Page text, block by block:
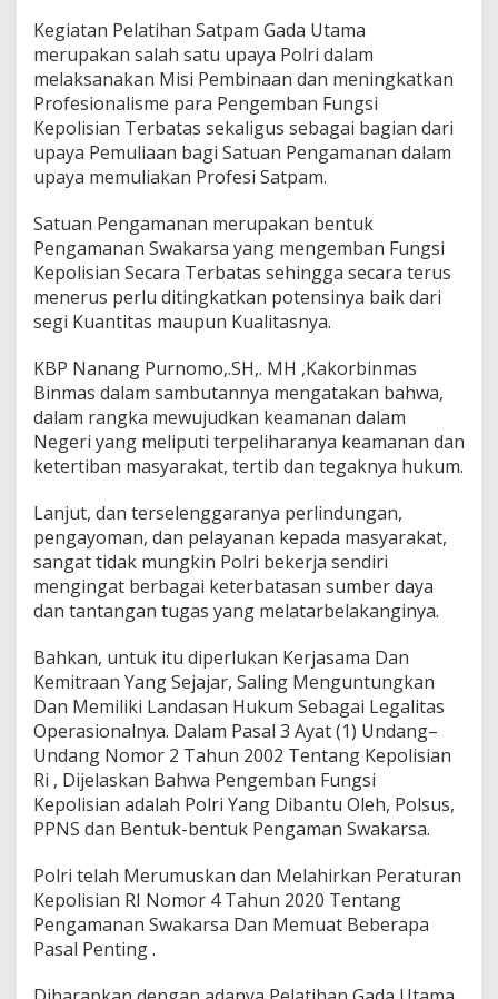
a
m
a
P
T
D
i
a
A
b
a
d
i
a
n
t
o
s
a
Kegiatan Pelatihan Satpam Gada Utama
merupakan salah satu upaya Polri dalam
melaksanakan Misi Pembinaan dan meningkatkan
Profesionalisme para Pengemban Fungsi
Kepolisian Terbatas sekaligus sebagai bagian dari
upaya Pemuliaan bagi Satuan Pengamanan dalam
upaya memuliakan Profesi Satpam.
Satuan Pengamanan merupakan bentuk
Pengamanan Swakarsa yang mengemban Fungsi
Kepolisian Secara Terbatas sehingga secara terus
menerus perlu ditingkatkan potensinya baik dari
segi Kuantitas maupun Kualitasnya.
KBP Nanang Purnomo,.SH,. MH ,Kakorbinmas
Binmas dalam sambutannya mengatakan bahwa,
dalam rangka mewujudkan keamanan dalam
Negeri yang meliputi terpeliharanya keamanan dan
ketertiban masyarakat, tertib dan tegaknya hukum.
Lanjut, dan terselenggaranya perlindungan,
pengayoman, dan pelayanan kepada masyarakat,
sangat tidak mungkin Polri bekerja sendiri
mengingat berbagai keterbatasan sumber daya
dan tantangan tugas yang melatarbelakanginya.
Bahkan, untuk itu diperlukan Kerjasama Dan
Kemitraan Yang Sejajar, Saling Menguntungkan
Dan Memiliki Landasan Hukum Sebagai Legalitas
Operasionalnya. Dalam Pasal 3 Ayat (1) Undang–
Undang Nomor 2 Tahun 2002 Tentang Kepolisian
Ri , Dijelaskan Bahwa Pengemban Fungsi
Kepolisian adalah Polri Yang Dibantu Oleh, Polsus,
PPNS dan Bentuk-bentuk Pengaman Swakarsa.
Polri telah Merumuskan dan Melahirkan Peraturan
Kepolisian RI Nomor 4 Tahun 2020 Tentang
Pengamanan Swakarsa Dan Memuat Beberapa
Pasal Penting .